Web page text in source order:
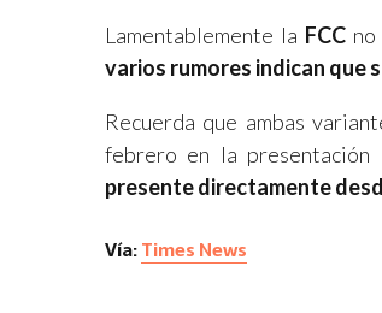
Lamentablemente la FCCno
varios rumores indican que
Recuerda que ambas
febrero en la presentación
presente directamente
Vía:Times News